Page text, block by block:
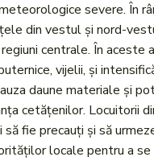
severe. În
din vestul și nord-
centrale. În aceste
vijelii, și
daune materiale și
cetățenilor. Locuitorii
fie precauți și să
locale pentru a